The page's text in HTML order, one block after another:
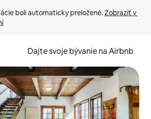
boli automaticky preložené. Zobraziť v
Dajte svoje bývanie na Airbnb